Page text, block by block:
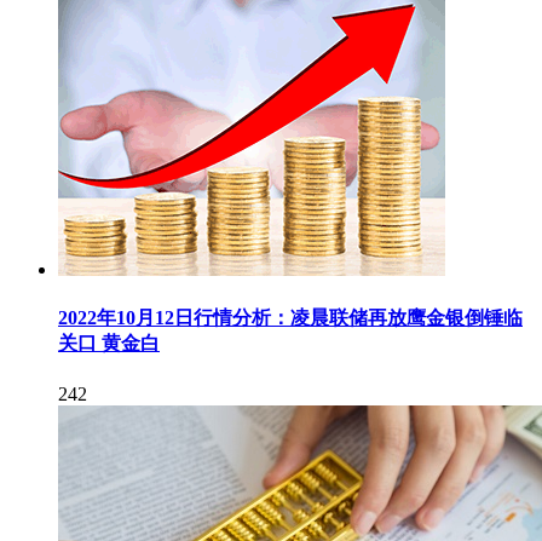
2022年10月12日行情分析：凌晨联储再放鹰金银倒锤临
关口 黄金白
242